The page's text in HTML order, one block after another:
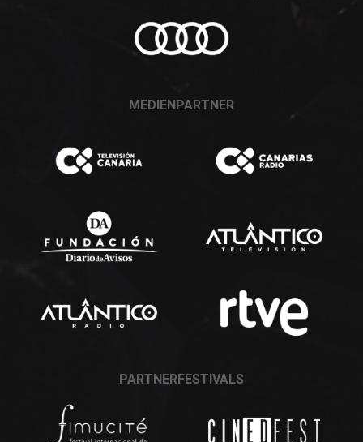
MEDIENPARTNER
PARTNERFESTIVALS